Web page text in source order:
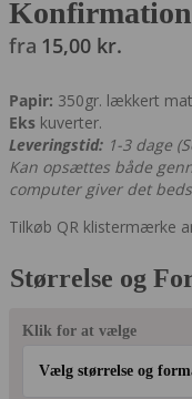
fra 15,00 kr.
Papir: 350gr. lækkert
Eks kuverter.
Leveringstid: 1-3 dage
Kan opsættes både
computer giver det
Tilkøb QR klistermærke
Størrelse og
Klik for at vælge
Vælg størrelse og